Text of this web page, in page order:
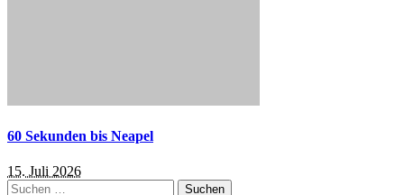
60 Sekunden bis Neapel
15. Juli 2026
Suchen